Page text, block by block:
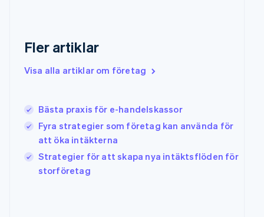
Fler artiklar
Visa alla artiklar om företag
Bästa praxis för e-handelskassor
Fyra strategier som företag kan använda för
att öka intäkterna
Strategier för att skapa nya intäktsflöden för
storföretag
English
English
Japan
Kanada
EnglishFrançais
Kroatien
English
Lettland